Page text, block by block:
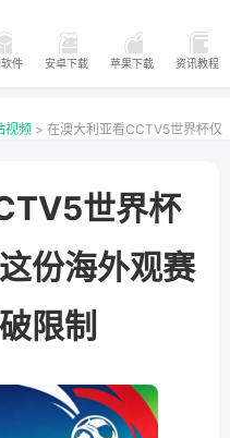
件 安卓下载 苹果下载 资讯教程
视频 > 在澳大利亚看CCTV5世界杯仅
世界杯
份海外观赛
限制